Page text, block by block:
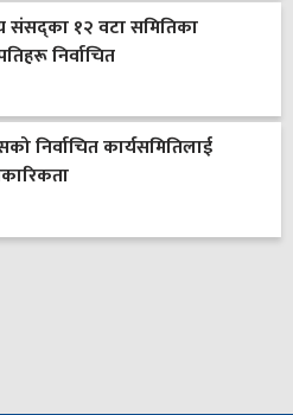
संसद्का १२ वटा समितिका
निर्वाचित
निर्वाचित कार्यसमितिलाई